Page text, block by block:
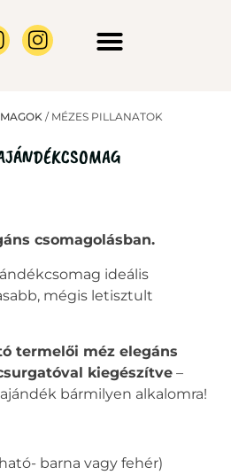
/ MÉZES PILLANATOK
csomagolásban.
ideális
mégis letisztult
termelői méz elegáns
kiegészítve –
bármilyen alkalomra!
barna vagy fehér)